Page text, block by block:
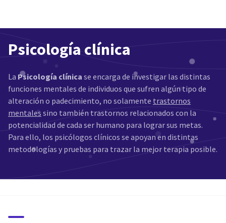
Psicología clínica
La Psicología clínica se encarga de investigar las distintas
funciones mentales de individuos que sufren algún tipo de
alteración o padecimiento, no solamente trastornos
mentales sino también trastornos relacionados con la
potencialidad de cada ser humano para lograr sus metas.
Para ello, los psicólogos clínicos se apoyan en distintas
metodologías y pruebas para trazar la mejor terapia posible.